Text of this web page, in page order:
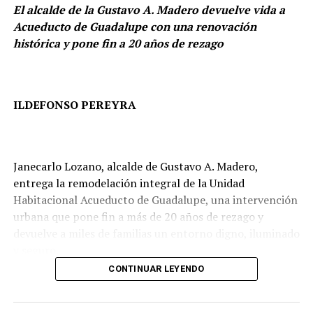
Prestación de Servicios de Agua Potable, Alcantarillado
El alcalde de la Gustavo A. Madero devuelve vida a
Acueducto de Guadalupe con una renovación
histórica y pone fin a 20 años de rezago
ILDEFONSO PEREYRA
Janecarlo Lozano, alcalde de Gustavo A. Madero,
entrega la remodelación integral de la Unidad
Habitacional Acueducto de Guadalupe, una intervención
urbana que pone fin a más de 20 años de rezago y
Ante más de 2 mil vecinos, el alcalde inaugura una obra
CONTINUAR LEYENDO